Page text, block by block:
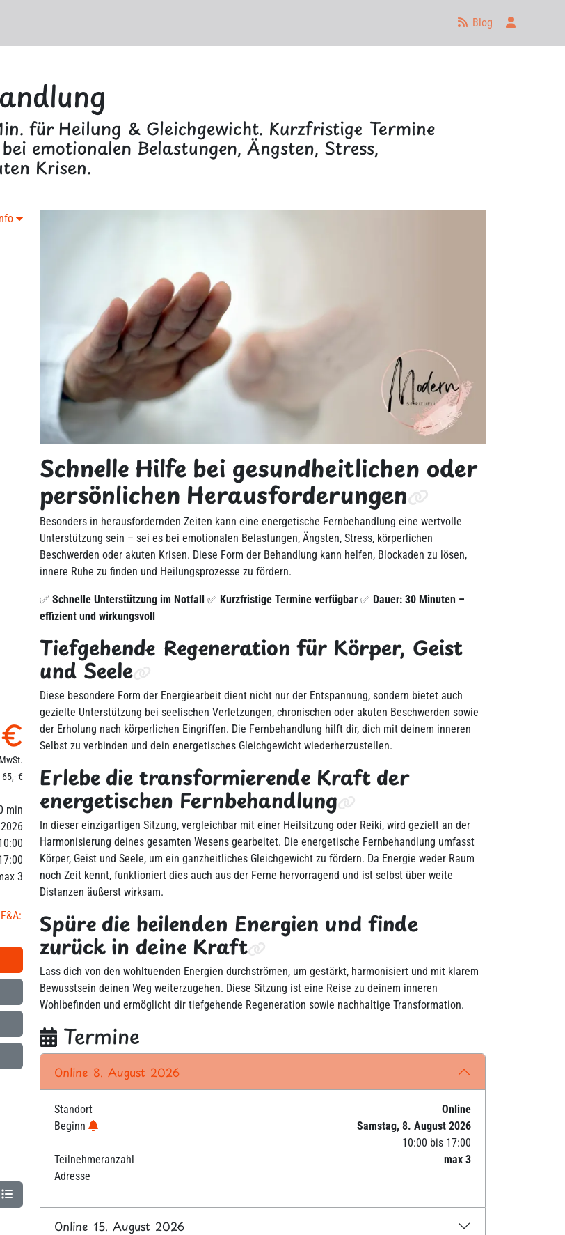
Blog
für Heilung & Gleichgewicht. Kurzfristige Termine
emotionalen Belastungen, Ängsten, Stress,
Krisen.
€
min
3
F&A:
Schnelle Hilfe bei gesundheitlichen oder
persönlichen Herausforderungen
Besonders in herausfordernden Zeiten kann eine energetische Fernbehandlung eine wertvolle
Unterstützung sein – sei es bei emotionalen Belastungen, Ängsten, Stress, körperlichen
Beschwerden oder akuten Krisen. Diese Form der Behandlung kann helfen, Blockaden zu lösen,
innere Ruhe zu finden und Heilungsprozesse zu fördern.
✅ Schnelle Unterstützung im Notfall ✅ Kurzfristige Termine verfügbar ✅ Dauer: 30 Minuten –
effizient und wirkungsvoll
Tiefgehende Regeneration für Körper, Geist
und Seele
Diese besondere Form der Energiearbeit dient nicht nur der Entspannung, sondern bietet auch
gezielte Unterstützung bei seelischen Verletzungen, chronischen oder akuten Beschwerden sowie
der Erholung nach körperlichen Eingriffen. Die Fernbehandlung hilft dir, dich mit deinem inneren
Selbst zu verbinden und dein energetisches Gleichgewicht wiederherzustellen.
Erlebe die transformierende Kraft der
energetischen Fernbehandlung
In dieser einzigartigen Sitzung, vergleichbar mit einer Heilsitzung oder Reiki, wird gezielt an der
Harmonisierung deines gesamten Wesens gearbeitet. Die energetische Fernbehandlung umfasst
Körper, Geist und Seele, um ein ganzheitliches Gleichgewicht zu fördern. Da Energie weder Raum
noch Zeit kennt, funktioniert dies auch aus der Ferne hervorragend und ist selbst über weite
Distanzen äußerst wirksam.
Spüre die heilenden Energien und finde
zurück in deine Kraft
Lass dich von den wohltuenden Energien durchströmen, um gestärkt, harmonisiert und mit klarem
Bewusstsein deinen Weg weiterzugehen. Diese Sitzung ist eine Reise zu deinem inneren
Wohlbefinden und ermöglicht dir tiefgehende Regeneration sowie nachhaltige Transformation.
Termine
Online 8. August 2026
Standort
Online
Beginn
Samstag, 8. August 2026
10:00 bis 17:00
Teilnehmeranzahl
max 3
Adresse
Online 15. August 2026